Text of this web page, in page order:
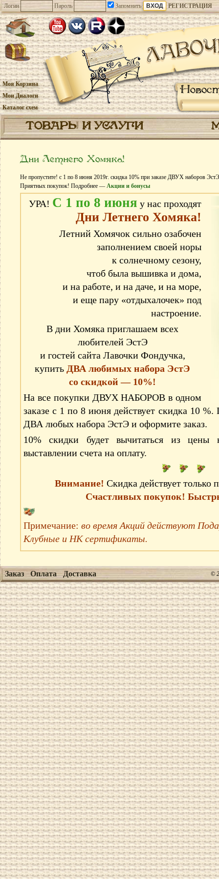
Логин Пароль Запомнить РЕГИСТРАЦИЯ
Моя Корзина
Мои Диалоги
Каталог схем
ТОВАРЫ И УСЛУГИ
Дни Летнего Хомяка!
Не пропустите! с 1 по 8 июня 2019г. скидка 10% при заказе ДВУХ наборов
Приятных покупок! Подробнее — Акции и бонусы
УРА! С 1 по 8 июня у нас проходят
Дни Летнего Хомяка!
Летний Хомячок сильно озабочен
заполнением своей норы
к солнечному сезону,
чтоб была вышивка и дома,
и на работе, и на даче, и на море,
и еще пару «отдыхалочек» под
настроение.
В дни Хомяка приглашаем всех
любителей ЭстЭ
и гостей сайта Лавочки Фондучка,
купить ДВА любимых набора ЭстЭ
со скидкой — 10%!
На все покупки ДВУХ НАБОРОВ в одном
заказе с 1 по 8 июня действует скидка 10
ДВА любых набора ЭстЭ и оформите заказ.
10% скидки будет вычитаться из цены
выставлении счета на оплату.
Внимание! Скидка действует только
Счастливых покупок!
Примечание: во время Акций действуют
Клубные и НК сертификаты.
Заказ Оплата Доставка ©